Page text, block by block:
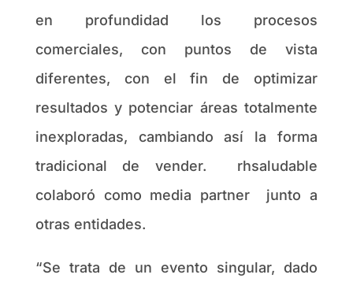
en profundidad los procesos
comerciales, con puntos de vista
diferentes, con el fin de optimizar
resultados y potenciar áreas totalmente
inexploradas, cambiando así la forma
tradicional de vender. rhsaludable
colaboró como media partner junto a
otras entidades.
“Se trata de un evento singular, dado